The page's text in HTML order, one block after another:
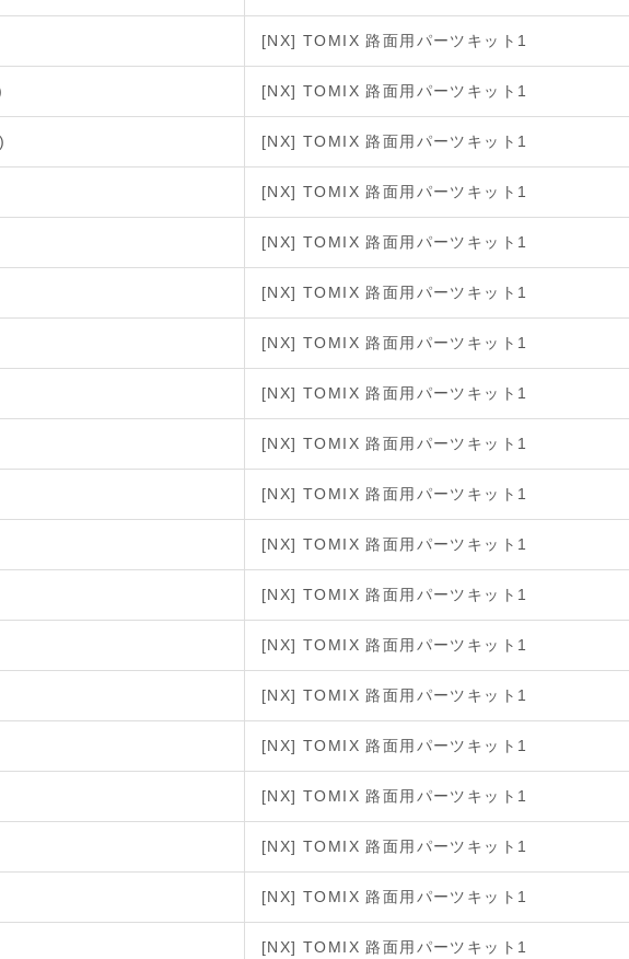
[NX] TOMIX 路面用パーツキット1
[NX] TOMIX 路面用パーツキット1
[NX] TOMIX 路面用パーツキット1
[NX] TOMIX 路面用パーツキット1
[NX] TOMIX 路面用パーツキット1
[NX] TOMIX 路面用パーツキット1
[NX] TOMIX 路面用パーツキット1
[NX] TOMIX 路面用パーツキット1
[NX] TOMIX 路面用パーツキット1
[NX] TOMIX 路面用パーツキット1
[NX] TOMIX 路面用パーツキット1
[NX] TOMIX 路面用パーツキット1
[NX] TOMIX 路面用パーツキット1
[NX] TOMIX 路面用パーツキット1
[NX] TOMIX 路面用パーツキット1
[NX] TOMIX 路面用パーツキット1
[NX] TOMIX 路面用パーツキット1
[NX] TOMIX 路面用パーツキット1
[NX] TOMIX 路面用パーツキット1